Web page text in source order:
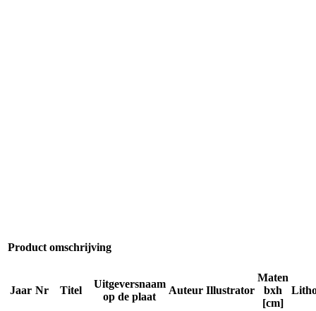
Product omschrijving
Jaar Nr Titel
Uitgeversnaam
op de plaat
Auteur Illustrator
Maten
bxh
[cm]